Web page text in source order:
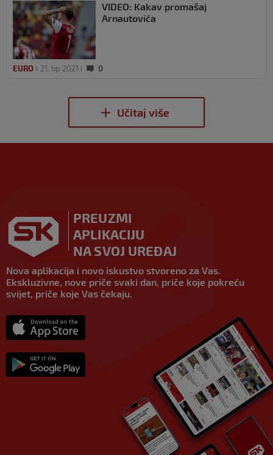
VIDEO: Kakav promašaj
Arnautovića
EURO 21. lip 2021 0
PREUZMI
APLIKACIJU
NA SVOJ UREĐAJ
Nova aplikacija i novo iskustvo stvoreno za Vas.
Ekskluzivne, nove priče svaki dan, priče koje pokreću
svijet, priče koje Vas čekaju.